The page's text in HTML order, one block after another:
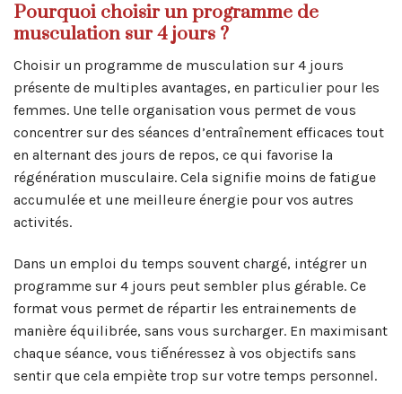
Pourquoi choisir un programme de
musculation sur 4 jours ?
Choisir un programme de musculation sur 4 jours
présente de multiples avantages, en particulier pour les
femmes. Une telle organisation vous permet de vous
concentrer sur des séances d’entraînement efficaces tout
en alternant des jours de repos, ce qui favorise la
régénération musculaire. Cela signifie moins de fatigue
accumulée et une meilleure énergie pour vos autres
activités.
Dans un emploi du temps souvent chargé, intégrer un
programme sur 4 jours peut sembler plus gérable. Ce
format vous permet de répartir les entrainements de
manière équilibrée, sans vous surcharger. En maximisant
chaque séance, vous tiếnéressez à vos objectifs sans
sentir que cela empiète trop sur votre temps personnel.